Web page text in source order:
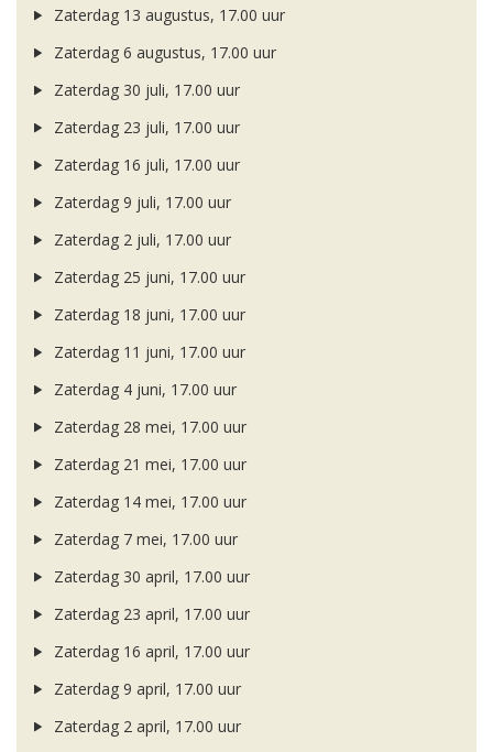
Zaterdag 13 augustus, 17.00 uur
Zaterdag 6 augustus, 17.00 uur
Zaterdag 30 juli, 17.00 uur
Zaterdag 23 juli, 17.00 uur
Zaterdag 16 juli, 17.00 uur
Zaterdag 9 juli, 17.00 uur
Zaterdag 2 juli, 17.00 uur
Zaterdag 25 juni, 17.00 uur
Zaterdag 18 juni, 17.00 uur
Zaterdag 11 juni, 17.00 uur
Zaterdag 4 juni, 17.00 uur
Zaterdag 28 mei, 17.00 uur
Zaterdag 21 mei, 17.00 uur
Zaterdag 14 mei, 17.00 uur
Zaterdag 7 mei, 17.00 uur
Zaterdag 30 april, 17.00 uur
Zaterdag 23 april, 17.00 uur
Zaterdag 16 april, 17.00 uur
Zaterdag 9 april, 17.00 uur
Zaterdag 2 april, 17.00 uur